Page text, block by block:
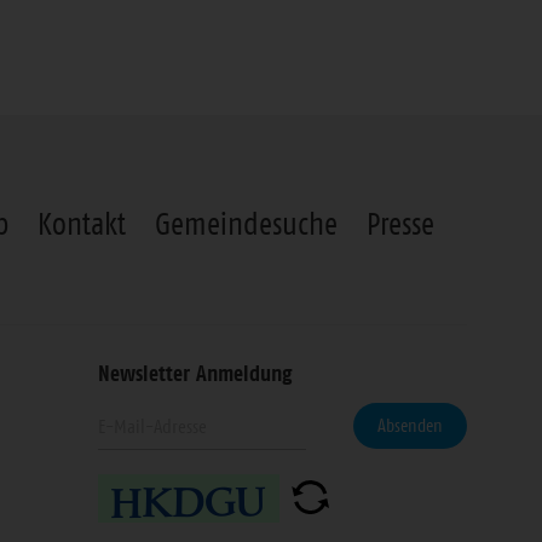
Kontakt Gemeindesuche Presse
Newsletter Anmeldung
Absenden
Geben
Sie